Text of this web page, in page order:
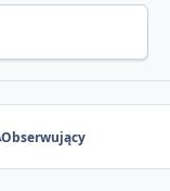
Obserwujący